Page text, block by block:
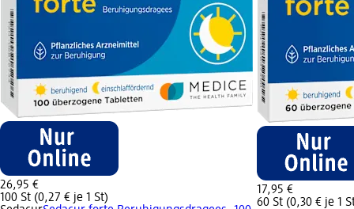
26,95 €
100 St (0,27 € je 1 St)
17,95 €
60 St (0,30 € je 1